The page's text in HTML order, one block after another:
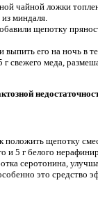
чайной ложки
миндаля.
щепотку
его на ночь в
г свежего меда,
положить щепотку
и 5 г белого
серотонина,
это средство